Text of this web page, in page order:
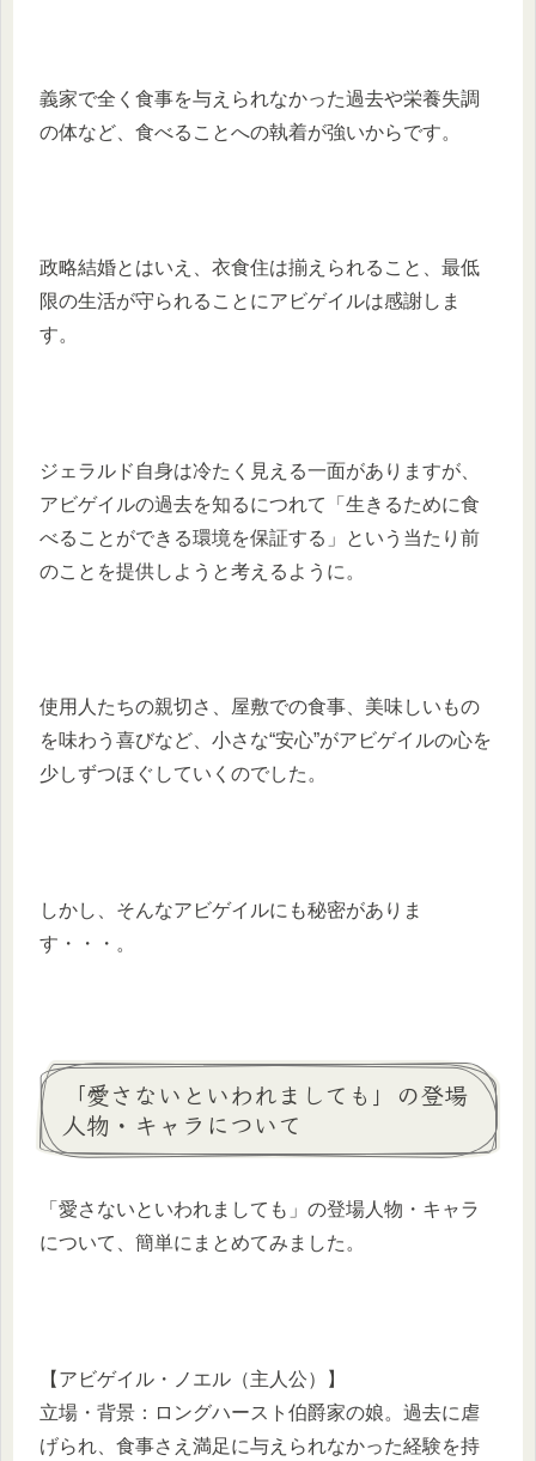
義家で全く食事を与えられなかった過去や栄養失調
の体など、食べることへの執着が強いからです。
政略結婚とはいえ、衣食住は揃えられること、最低
限の生活が守られることにアビゲイルは感謝しま
す。
ジェラルド自身は冷たく見える一面がありますが、
アビゲイルの過去を知るにつれて「生きるために食
べることができる環境を保証する」という当たり前
のことを提供しようと考えるように。
使用人たちの親切さ、屋敷での食事、美味しいもの
を味わう喜びなど、小さな“安心”がアビゲイルの心を
少しずつほぐしていくのでした。
しかし、そんなアビゲイルにも秘密がありま
す・・・。
「愛さないといわれましても」の登場
人物・キャラについて
「愛さないといわれましても」の登場人物・キャラ
について、簡単にまとめてみました。
【アビゲイル・ノエル（主人公）】
立場・背景：ロングハースト伯爵家の娘。過去に虐
げられ、食事さえ満足に与えられなかった経験を持